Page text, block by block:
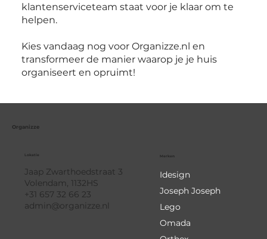
klantenserviceteam staat voor je klaar om te
helpen.
Kies vandaag nog voor Organizze.nl en
transformeer de manier waarop je je huis
organiseert en opruimt!
Organizze
Jaap Zwarthoedstraat 3
Volendam, 1132HS
+31 657 32 66 23
admin@organizze.nl
Lokatie Merken
Idesign
Joseph Joseph
Lego
Omada